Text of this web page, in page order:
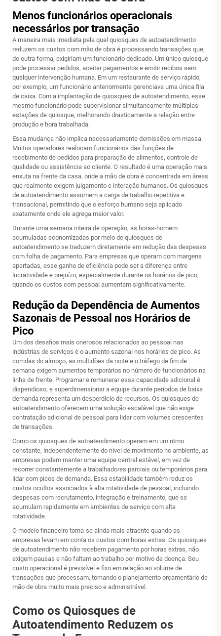
Menos funcionários operacionais
necessários por transação
A maneira mais imediata pela qual quiosques de autoatendimento
reduzem os custos com mão de obra é processando transações que,
de outra forma, exigiriam um funcionário dedicado. Um único quiosque
pode processar pedidos, aceitar pagamentos e emitir recibos sem
qualquer intervenção humana. Em um restaurante de serviço rápido,
por exemplo, um funcionário anteriormente gerenciava uma única fila
de caixa. Com a implantação de quiosques de autoatendimento, esse
mesmo funcionário pode supervisionar simultaneamente múltiplas
estações de quiosque, melhorando drasticamente a relação entre
produção e hora trabalhada.
Essa mudança não implica necessariamente demissões em massa.
Muitos operadores realocam funcionários das funções de
recebimento de pedidos para preparação de alimentos, controle de
qualidade ou assistência ao cliente. O resultado é uma operação mais
enxuta na frente da casa, onde a mão de obra é concentrada em áreas
que realmente exigem julgamento e interação humanos. Os quiosques
de autoatendimento assumem a carga de trabalho repetitiva e
transacional, permitindo que o esforço humano seja aplicado
exatamente onde ele agrega maior valor.
Durante uma semana inteira de operação, as horas-homem
acumuladas economizadas por meio de quiosques de
autoatendimento se traduzem diretamente em redução das despesas
com folha de pagamento. Para empresas que operam com margens
apertadas, esse ganho de eficiência pode ser a diferença entre
lucratividade e prejuízo, especialmente durante os horários de pico,
quando os custos com pessoal aumentam significativamente.
Redução da Dependência de Aumentos
Sazonais de Pessoal nos Horários de
Pico
Um dos desafios mais onerosos relacionados ao pessoal nas
indústrias de serviços é o aumento sazonal nos horários de pico. As
corridas do almoço, as multidões da noite e o tráfego de fim de
semana exigem aumentos temporários no número de funcionários na
linha de frente. Programar e remunerar essa capacidade adicional é
dispendioso, e superdimensionar a equipe durante períodos de baixa
demanda representa um desperdício de recursos. Os quiosques de
autoatendimento oferecem uma solução escalável que não exige
contratação adicional de pessoal para lidar com volumes crescentes
de transações.
Como os quiosques de autoatendimento operam em um ritmo
constante, independentemente do nível de movimento no ambiente, as
empresas podem manter uma equipe central estável, em vez de
recorrer constantemente a trabalhadores parciais ou temporários para
lidar com picos de demanda. Essa estabilidade também reduz os
custos ocultos associados à alta rotatividade de pessoal, incluindo
despesas com recrutamento, integração e treinamento, que se
acumulam rapidamente em ambientes de serviço com alta
rotatividade.
O modelo financeiro torna-se ainda mais atraente quando as
empresas levam em conta os custos com horas extras. Os quiosques
de autoatendimento não recebem pagamento por horas extras, não
exigem pausas e não faltam ao trabalho por motivo de doença. Seu
custo operacional é previsível e fixo em relação ao volume de
transações que processam, tornando o planejamento orçamentário de
mão de obra muito mais preciso e administrável.
Como os Quiosques de
Autoatendimento Reduzem os